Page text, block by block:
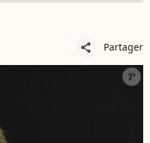
share Partager